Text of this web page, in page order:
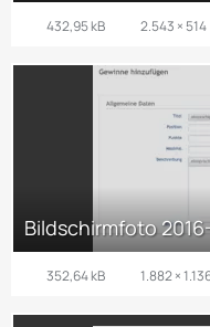
432,95 kB 2.543 × 514
Bildschirmfoto
352,64 kB 1.882 ×